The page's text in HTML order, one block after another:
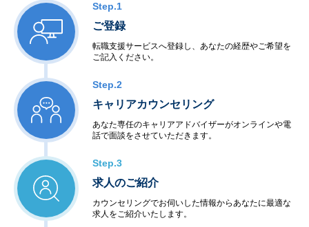
Step.1
ご登録
転職支援サービスへ登録し、あなたの経歴やご希望を
ご記入ください。
Step.2
キャリアカウンセリング
あなた専任のキャリアアドバイザーがオンラインや電
話で面談をさせていただきます。
Step.3
求人のご紹介
カウンセリングでお伺いした情報からあなたに最適な
求人をご紹介いたします。